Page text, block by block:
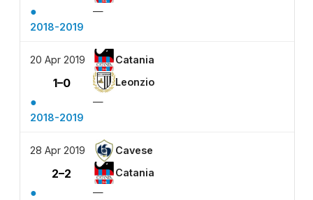
●
—
2018-2019
20 Apr 2019 Catania
1–0 Leonzio
●
—
2018-2019
28 Apr 2019 Cavese
2–2 Catania
●
—